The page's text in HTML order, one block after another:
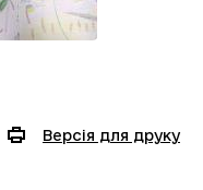
Версія для друку